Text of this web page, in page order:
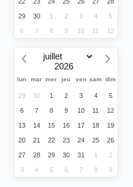
29 30 1 2 3 4 5
6 7 8 9 10 11 12
lun mar mer jeu ven sam dim
29 30 1 2 3 4 5
6 7 8 9 10 11 12
13 14 15 16 17 18 19
20 21 22 23 24 25 26
27 28 29 30 31 1 2
3 4 5 6 7 8 9